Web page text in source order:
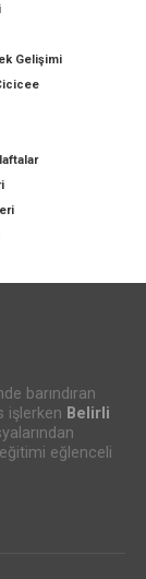
Gelişimi
barındıran
işlerken Belirli
eğitimi eğlenceli